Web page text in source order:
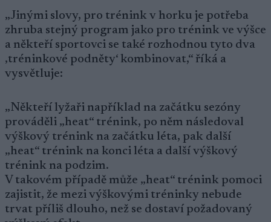
„Jinými slovy, pro trénink v horku je potřeba
zhruba stejný program jako pro trénink ve výšce
a někteří sportovci se také rozhodnou tyto dva
‚tréninkové podněty‘ kombinovat,“ říká a
vysvětluje:
„Někteří lyžaři například na začátku sezóny
prováděli „heat“ trénink, po něm následoval
výškový trénink na začátku léta, pak další
„heat“ trénink na konci léta a další výškový
trénink na podzim.
V takovém případě může „heat“ trénink pomoci
zajistit, že mezi výškovými tréninky nebude
trvat příliš dlouho, než se dostaví požadovaný